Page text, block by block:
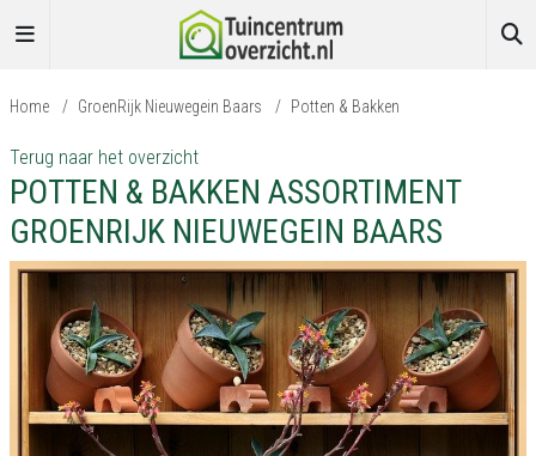
Home / GroenRijk Nieuwegein Baars / Potten & Bakken
Terug naar het overzicht
POTTEN & BAKKEN ASSORTIMENT
GROENRIJK NIEUWEGEIN BAARS